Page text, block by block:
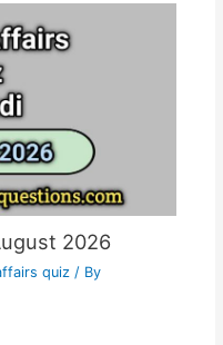
2026
quiz/ By